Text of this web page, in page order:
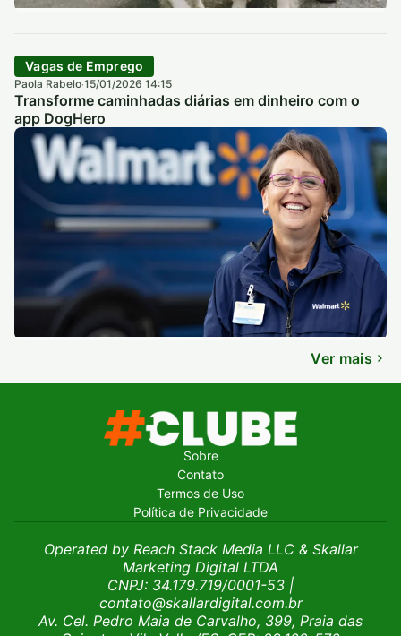
Vagas de Emprego
Paola Rabelo·15/01/2026 14:15
Transforme caminhadas diárias em dinheiro com o
app DogHero
Ver mais
Sobre
Contato
Termos de Uso
Política de Privacidade
Operated by Reach Stack Media LLC & Skallar
Marketing Digital LTDA
CNPJ: 34.179.719/0001-53 |
contato@skallardigital.com.br
Av. Cel. Pedro Maia de Carvalho, 399, Praia das